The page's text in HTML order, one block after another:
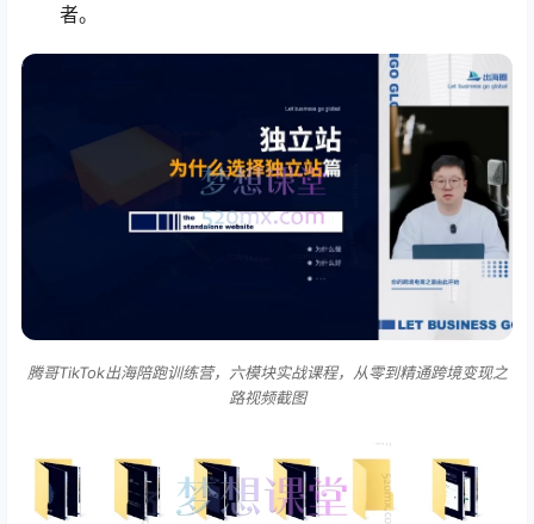
者。
腾哥TikTok出海陪跑训练营，六模块实战课程，从零到精通跨境变现之
路视频截图